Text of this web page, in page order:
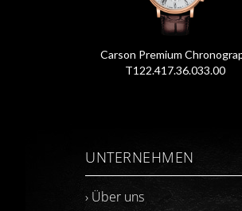
Carson Premium
T122.417.36.033.00
UNTERNEHMEN
› Über uns